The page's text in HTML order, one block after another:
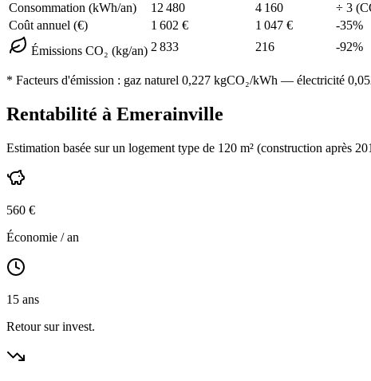
Consommation (kWh/an)
12 480 4 160 ÷ 3
Coût annuel (€)
1 602 € 1 047 € -35%
Émissions CO₂ (kg/an) 2 833 216 -92%
* Facteurs d'émission : gaz naturel 0,227 kgCO₂/kWh — électricité
Rentabilité à Emerainville
Estimation basée sur un logement type de 120 m² (construction après
560 €
Économie / an
15 ans
Retour sur invest.